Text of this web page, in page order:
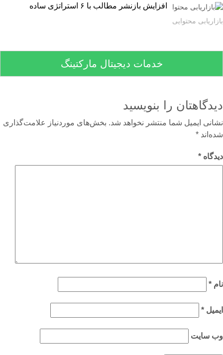
افزایش بازنشر مطالب با ۶ استراتژی ساده
محتوایی
خدمات دیجیتال مارکتینگ
را بنویسید
ایمیل شما منتشر نخواهد شد. بخش‌های موردنیاز علامت‌گذاری
*
*
*
*
سایت